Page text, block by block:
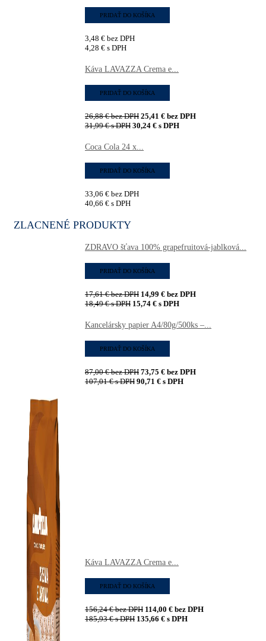
3,48 € bez DPH
4,28 € s DPH
PRIDAŤ DO KOŠÍKA
Káva LAVAZZA Crema e...
26,88€bez DPH 25,41 € bez DPH
31,99€s DPH 30,24 € s DPH
PRIDAŤ DO KOŠÍKA
Coca Cola 24 x...
33,06 € bez DPH
40,66 € s DPH
PRIDAŤ DO KOŠÍKA
ZLACNENÉ PRODUKTY
ZDRAVO šťava 100% grapefruitová-jablková...
17,61€bez DPH 14,99 € bez DPH
18,49€s DPH 15,74 € s DPH
PRIDAŤ DO KOŠÍKA
Kancelársky papier A4/80g/500ks –...
87,00€bez DPH 73,75 € bez DPH
107,01€s DPH 90,71 € s DPH
PRIDAŤ DO KOŠÍKA
Káva LAVAZZA Crema e...
156,24€bez DPH 114,00 € bez DPH
185,93€s DPH 135,66 € s DPH
PRIDAŤ DO KOŠÍKA